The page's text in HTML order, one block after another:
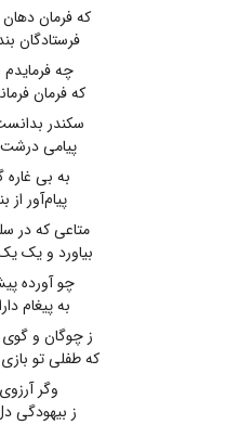
که فرمان
فرستادگان
چه فرمایدم
که فرمان
سکندر
پیامی درشت
به بی غاره
پیام‌آور از
متاعی که در
بیاورد و یک
چو آورده
به پیغام
ز چوگان و
که طفلی تو
وگر
ز بیهودگی